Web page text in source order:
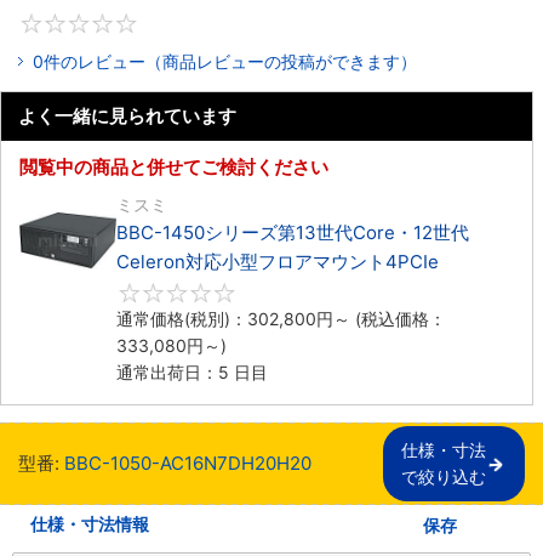
0件のレビュー（商品レビューの投稿ができます）
よく一緒に見られています
閲覧中の商品と併せてご検討ください
ミスミ
BBC-1450シリーズ第13世代Core・12世代
Celeron対応小型フロアマウント4PCIe
通常価格(税別)： 302,800円 ～ (税込価格：
333,080円 ～)
通常出荷日：5 日目
型番: BBC-1050-AC16N7DH20H20
仕様・寸法
で絞り込む
仕様・寸法情報 保存